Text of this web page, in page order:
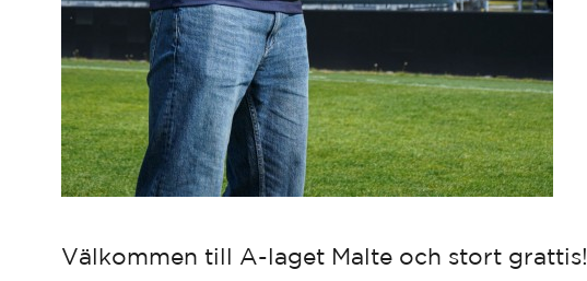
Välkommen till A-laget Malte och stort grattis!